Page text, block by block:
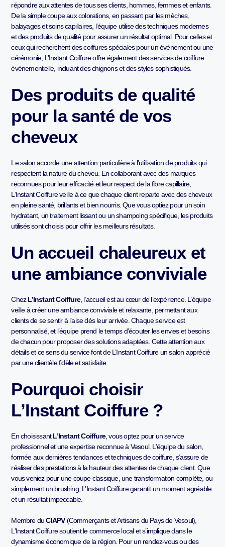
répondre aux attentes de tous ses clients, hommes, femmes et enfants.
De la simple coupe aux colorations, en passant par les mèches,
balayages et soins capillaires, l’équipe utilise des techniques modernes
et des produits de qualité pour assurer un résultat optimal. Pour celles et
ceux qui recherchent des coiffures spéciales pour un événement ou une
cérémonie, L’Instant Coiffure offre également des services de coiffure
événementielle, incluant des chignons et des styles sophistiqués.
Des produits de qualité
pour la santé de vos
cheveux
Le salon accorde une attention particulière à l’utilisation de produits qui
respectent la nature du cheveu. En collaborant avec des marques
reconnues pour leur efficacité et leur respect de la fibre capillaire,
L’Instant Coiffure veille à ce que chaque client reparte avec des cheveux
en pleine santé, brillants et bien nourris. Que vous optiez pour un soin
hydratant, un traitement lissant ou un shampoing spécifique, les produits
utilisés sont choisis pour offrir les meilleurs résultats.
Un accueil chaleureux et
une ambiance conviviale
ChezL’Instant Coiffure, l’accueil est au cœur de l’expérience. L’équipe
veille à créer une ambiance conviviale et relaxante, permettant aux
clients de se sentir à l’aise dès leur arrivée. Chaque service est
personnalisé, et l’équipe prend le temps d’écouter les envies et besoins
de chacun pour proposer des solutions adaptées. Cette attention aux
détails et ce sens du service font de L’Instant Coiffure un salon apprécié
par une clientèle fidèle et satisfaite.
Pourquoi choisir
L’Instant Coiffure ?
En choisissantL’Instant Coiffure, vous optez pour un service
professionnel et une expertise reconnue à Vesoul. L’équipe du salon,
formée aux dernières tendances et techniques de coiffure, s’assure de
réaliser des prestations à la hauteur des attentes de chaque client. Que
vous veniez pour une coupe classique, une transformation complète, ou
simplement un brushing, L’Instant Coiffure garantit un moment agréable
et un résultat impeccable.
Membre duCIAPV(Commerçants et Artisans du Pays de Vesoul),
L’Instant Coiffure soutient le commerce local et s’implique dans le
dynamisme économique de la région. Pour un rendez-vous ou des